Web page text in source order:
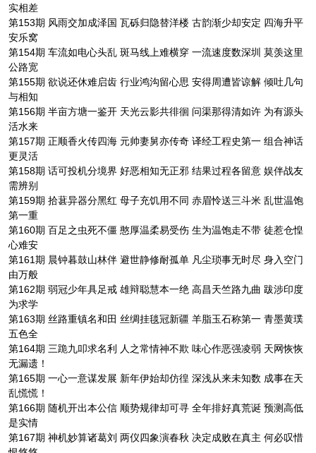
实相差
第153期 风雨交加成泽国 瓦砾归隐替洋楼 古韵渐少却安定 四海升平
安乐窝
第154期 车流如电心头乱 斑马线上难横穿 一流速度数深圳 莫羡这里
公路宽
第155期 欲说还休难启齿 行业鸿沟留心思 安得周遭皆谅解 倾吐几句
与相知
第156期 半亩方塘一鉴开 天光云影共徘徊 问渠那得清如许 为有源头
活水来
第157期 正顺香火传四海 元帅妻舅亦传奇 译经工程史第一 组合神话
更灵活
第158期 话可投机分境界 好恶相知无正邪 结果过程各留意 娱伴战友
需辨别
第159期 拾葚异器分黑红 母子充饥用不同 赤眉怜送三斗米 乱世温饱
第一重
第160期 百足之虫死不僵 憨厚温柔易受伤 生为温饱走不带 徒惹仓惶
心难安
第161期 晨钟暮鼓山林伴 避世静修耐孤单 凡尘琐事无时尽 身入空门
由万般
第162期 弱冠少年具足戒 雄辩聪慧本一绝 高昌天竺路九曲 跋涉印度
为求学
第163期 丝路重镇名和田 丝绸挂毯冠新疆 羊脂玉石称第一 青墨黄璞
五色全
第164期 三跪九叩求名利 人之常情神不欺 味心作恶强凌弱 天网恢恢
无漏遗！
第165期 一心一意谋发展 新年伊始却仿徨 深浅从来未知数 成事在天
乱慌慌！
第166期 随机开出本公信 顺势规律却可寻 全年排好真荒诞 预测高低
是实情
第167期 神机妙算诸葛刘 两仪四象演春秋 决定成败在真主 何必叹惜